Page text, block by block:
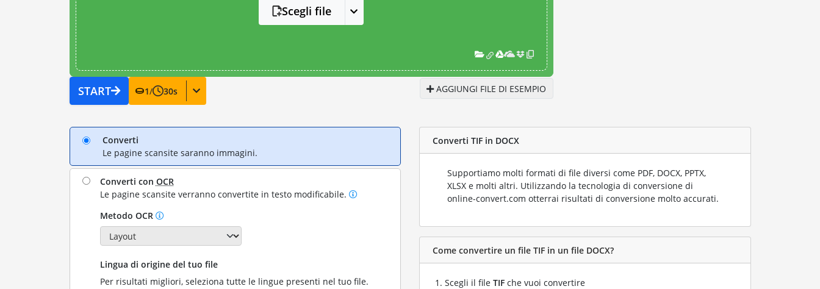
Scegli file
START 1/ 30s AGGIUNGI FILE DI ESEMPIO
Converti
Le pagine scansite saranno immagini.
Converti con OCR
Le pagine scansite verranno convertite in testo modificabile.
Metodo OCR
Lingua di origine del tuo file
Per risultati migliori, seleziona tutte le lingue presenti nel tuo file.
Converti TIF in DOCX
Supportiamo molti formati di file diversi come PDF, DOCX, PPTX,
XLSX e molti altri. Utilizzando la tecnologia di conversione di
online-convert.com otterrai risultati di conversione molto accurati.
Come convertire un file TIF in un file DOCX?
Scegli il file TIF che vuoi convertire